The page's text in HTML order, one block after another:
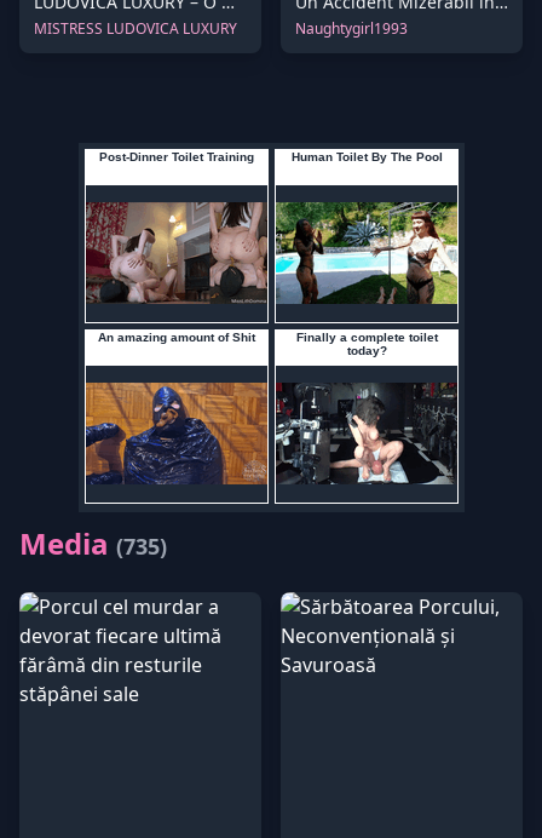
MISTRESS LUDOVICA LUXURY Naughtygirl1993
Media (735)